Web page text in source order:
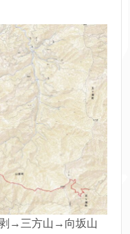
→三方山→向坂山